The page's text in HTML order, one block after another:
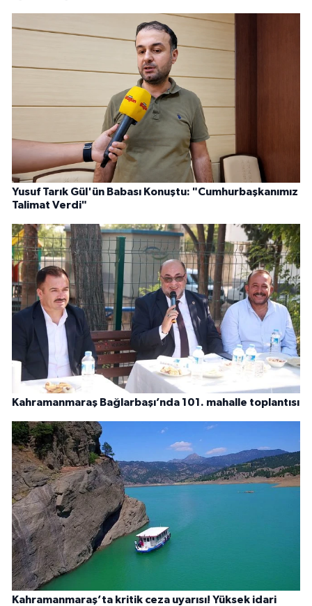
Yusuf Tarık Gül'ün Babası Konuştu: "Cumhurbaşkanımız
Talimat Verdi"
Kahramanmaraş Bağlarbaşı’nda 101. mahalle toplantısı
Kahramanmaraş’ta kritik ceza uyarısı! Yüksek idari